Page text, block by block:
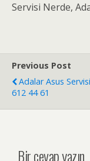
Servisi Nerde,
Previous Post
Adalar Asus
612 44 61
Bir cevap yazın